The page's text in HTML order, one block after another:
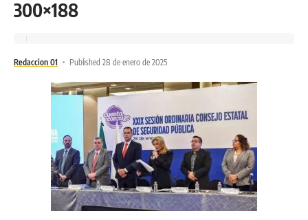
300×188
Redaccion 01 Published 28 de enero de 2025